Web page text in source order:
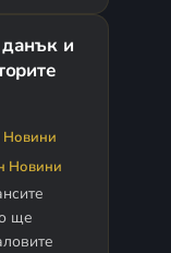
и
Новини
Новини
ще